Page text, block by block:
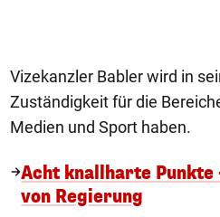
Vizekanzler Babler wird in
Zuständigkeit für die
Medien und Sport haben.
Acht knallharte Punkte
von Regierung